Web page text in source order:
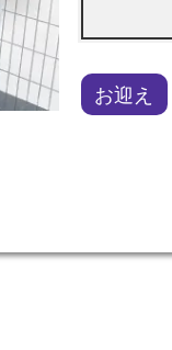
ン
選
べ
る
お
お迎え